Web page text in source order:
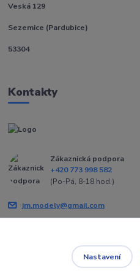
Veská 129
Sezemice (Pardubice)
53304
Kontakty
Zákaznická podpora
+420 773 998 582
(Po-Pá, 8-18 hod.)
jm.modely@gmail.com
Nastavení